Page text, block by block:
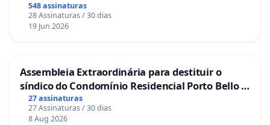
548 assinaturas
28 Assinaturas / 30 dias
19 Jun 2026
Assembleia Extraordinária para destituir o
síndico do Condomínio Residencial Porto Bello -
La Casa
27 assinaturas
27 Assinaturas / 30 dias
8 Aug 2026